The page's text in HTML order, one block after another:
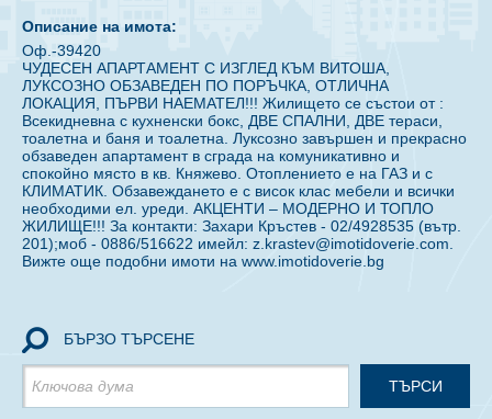
Описание на имота:
Оф.-39420
ЧУДЕСЕН АПАРТАМЕНТ С ИЗГЛЕД КЪМ ВИТОША,
ЛУКСОЗНО ОБЗАВЕДЕН ПО ПОРЪЧКА, ОТЛИЧНА
ЛОКАЦИЯ, ПЪРВИ НАЕМАТЕЛ!!! Жилището се състои от :
Всекидневна с кухненски бокс, ДВЕ СПАЛНИ, ДВЕ тераси,
тоалетна и баня и тоалетна. Луксозно завършен и прекрасно
обзаведен апартамент в сграда на комуникативно и
спокойно място в кв. Княжево. Отоплението е на ГАЗ и с
КЛИМАТИК. Обзавеждането е с висок клас мебели и всички
необходими ел. уреди. АКЦЕНТИ – МОДЕРНО И ТОПЛО
ЖИЛИЩЕ!!! За контакти: Захари Кръстев - 02/4928535 (вътр.
201);моб - 0886/516622 имейл: z.krastev@imotidoverie.com.
Вижте още подобни имоти на www.imotidoverie.bg
БЪРЗО ТЪРСЕНЕ